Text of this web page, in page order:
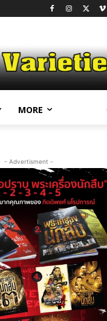
MORE
- Advertisment -